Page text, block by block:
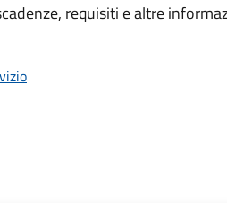
requisiti e altre